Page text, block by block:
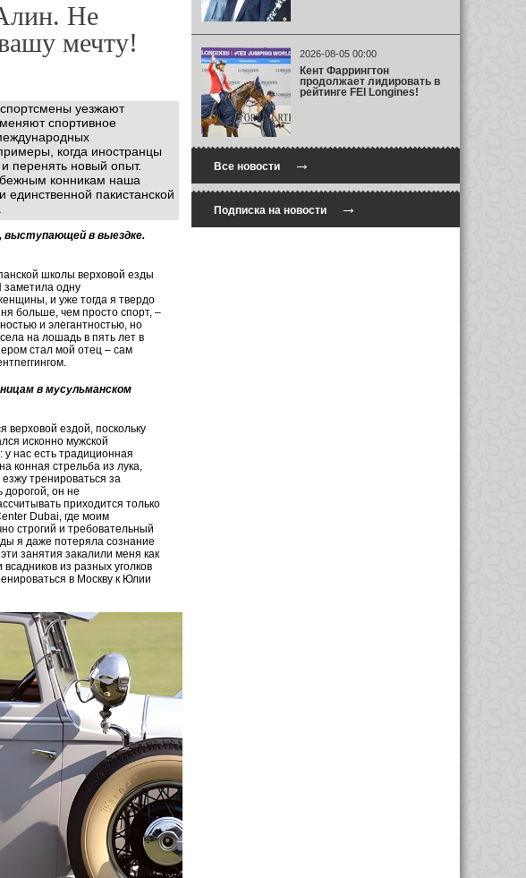
Не
мечту!
уезжают
спортивное
когда иностранцы
перенять новый опыт.
конникам наша
пакистанской
выступающей в выездке.
школы верховой езды
заметила одну
и уже тогда я твердо
больше, чем просто спорт, –
и элегантностью, но
на лошадь в пять лет в
стал мой отец – сам
в мусульманском
ездой, поскольку
исконно мужской
нас есть традиционная
конная стрельба из лука,
тренироваться за
дорогой, он не
приходится только
Dubai, где моим
строгий и требовательный
я даже потеряла сознание
занятия закалили меня как
из разных уголков
в Москву к Юлии
2026-08-05 00:00
Кент Фаррингтон
продолжает лидировать в
рейтинге FEI Longines!
Все новости→
Подписка на новости→